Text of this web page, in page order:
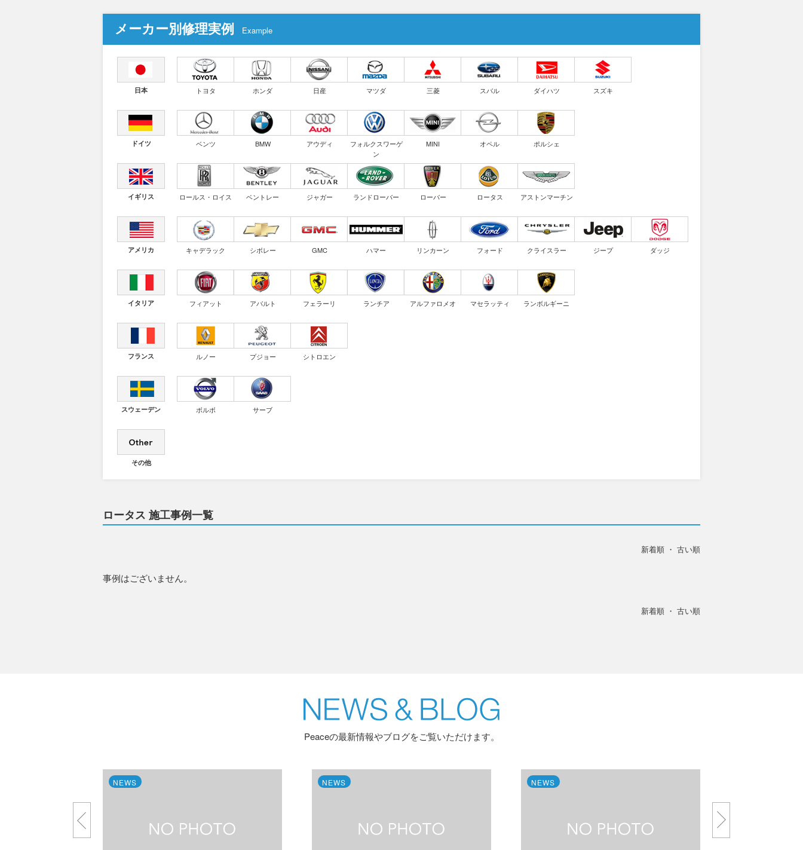
メーカー別修理実例 Example
日本 トヨタ ホンダ 日産 マツダ 三菱 スバル ダイハツ スズキ
ドイツ ベンツ BMW アウディ
フォルクスワーゲ
ン
MINI オペル ポルシェ
イギリス ロールス・ロイス ベントレー ジャガー ランドローバー ローバー ロータス アストンマーチン
アメリカ キャデラック シボレー GMC ハマー リンカーン フォード クライスラー ジープ ダッジ
イタリア フィアット アバルト フェラーリ ランチア アルファロメオ マセラッティ ランボルギーニ
フランス ルノー プジョー シトロエン
スウェーデン ボルボ サーブ
その他
ロータス 施工事例一覧
新着順 ・ 古い順
事例はございません。
新着順 ・ 古い順
Peaceの最新情報やブログをご覧いただけます。